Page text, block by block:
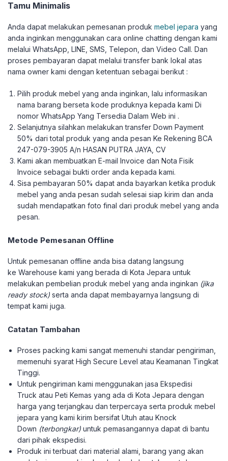
Tamu Minimalis
Anda dapat melakukan pemesanan produk mebel jepara yang
anda inginkan menggunakan cara online chatting dengan kami
melalui WhatsApp, LINE, SMS, Telepon, dan Video Call. Dan
proses pembayaran dapat melalui transfer bank lokal atas
nama owner kami dengan ketentuan sebagai berikut :
Pilih produk mebel yang anda inginkan, lalu informasikan
nama barang berseta kode produknya kepada kami Di
nomor WhatsApp Yang Tersedia Dalam Web ini .
Selanjutnya silahkan melakukan transfer Down Payment
50% dari total produk yang anda pesan Ke Rekening BCA
247-079-3905 A/n HASAN PUTRA JAYA, CV
Kami akan membuatkan E-mail Invoice dan Nota Fisik
Invoice sebagai bukti order anda kepada kami.
Sisa pembayaran 50% dapat anda bayarkan ketika produk
mebel yang anda pesan sudah selesai siap kirim dan anda
sudah mendapatkan foto final dari produk mebel yang anda
pesan.
Metode Pemesanan Offline
Untuk pemesanan offline anda bisa datang langsung
ke Warehouse kami yang berada di Kota Jepara untuk
melakukan pembelian produk mebel yang anda inginkan (jika
ready stock) serta anda dapat membayarnya langsung di
tempat kami juga.
Catatan Tambahan
Proses packing kami sangat memenuhi standar pengiriman,
memenuhi syarat High Secure Level atau Keamanan Tingkat
Tinggi.
Untuk pengiriman kami menggunakan jasa Ekspedisi
Truck atau Peti Kemas yang ada di Kota Jepara dengan
harga yang terjangkau dan terpercaya serta produk mebel
jepara yang kami kirim bersifat Utuh atau Knock
Down (terbongkar) untuk pemasangannya dapat di bantu
dari pihak ekspedisi.
Produk ini terbuat dari material alami, barang yang akan